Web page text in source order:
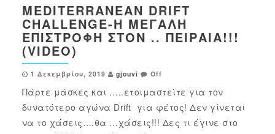
MEDITERRANEAN DRIFT
CHALLENGE-Η ΜΕΓΆΛΗ
ΕΠΙΣΤΡΟΦΉ ΣΤΟΝ .. ΠΕΙΡΑΙΆ!!!
(VIDEO)
1 Δεκεμβρίου, 2019 gjouvi Off
Πάρτε μάσκες και …..ετοιμαστείτε για τον
δυνατότερο αγώνα Drift για φέτος! Δεν γίνεται
να το χάσεις….θα …χάσεις!!! Δες τι έγινε στο